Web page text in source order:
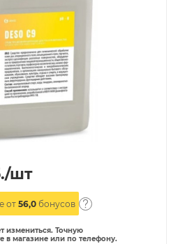
/шт
от 56,0 бонусов
измениться. Точную
в магазине или по телефону.